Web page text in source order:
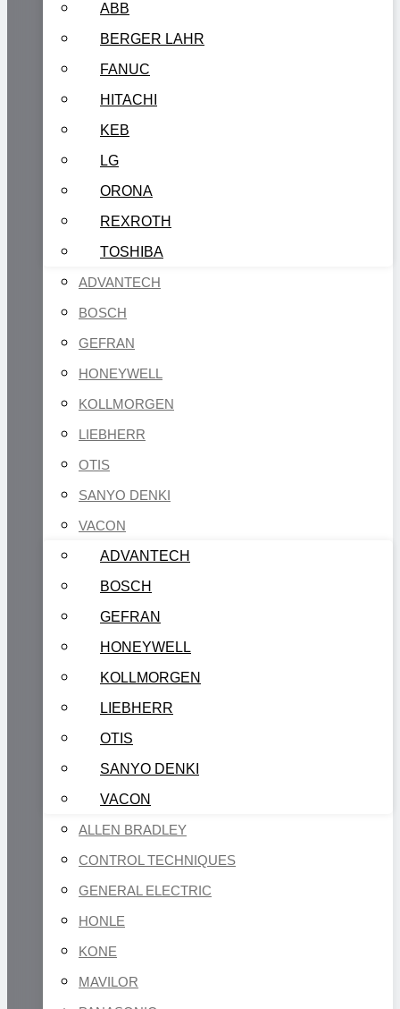
ABB
BERGER LAHR
FANUC
HITACHI
KEB
LG
ORONA
REXROTH
TOSHIBA
ADVANTECH
BOSCH
GEFRAN
HONEYWELL
KOLLMORGEN
LIEBHERR
OTIS
SANYO DENKI
VACON
ADVANTECH
BOSCH
GEFRAN
HONEYWELL
KOLLMORGEN
LIEBHERR
OTIS
SANYO DENKI
VACON
ALLEN BRADLEY
CONTROL TECHNIQUES
GENERAL ELECTRIC
HONLE
KONE
MAVILOR